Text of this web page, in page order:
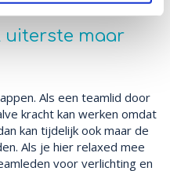
maar
Als een teamlid door
kracht kan werken omdat
kan tijdelijk ook maar de
Als je hier relaxed mee
voor verlichting en